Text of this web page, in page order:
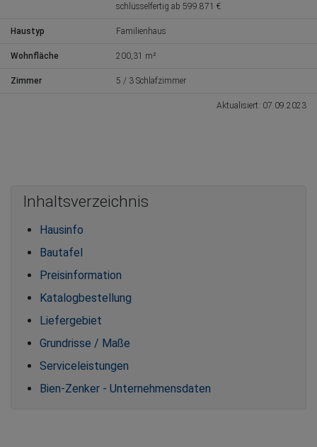
schlüsselfertig ab 599.871 €
Haustyp Familienhaus
Wohnfläche 200,31 m²
Zimmer 5 / 3 Schlafzimmer
Aktualisiert: 07.09.2023
Inhaltsverzeichnis
Hausinfo
Bautafel
Preisinformation
Katalogbestellung
Liefergebiet
Grundrisse / Maße
Serviceleistungen
Bien-Zenker - Unternehmensdaten